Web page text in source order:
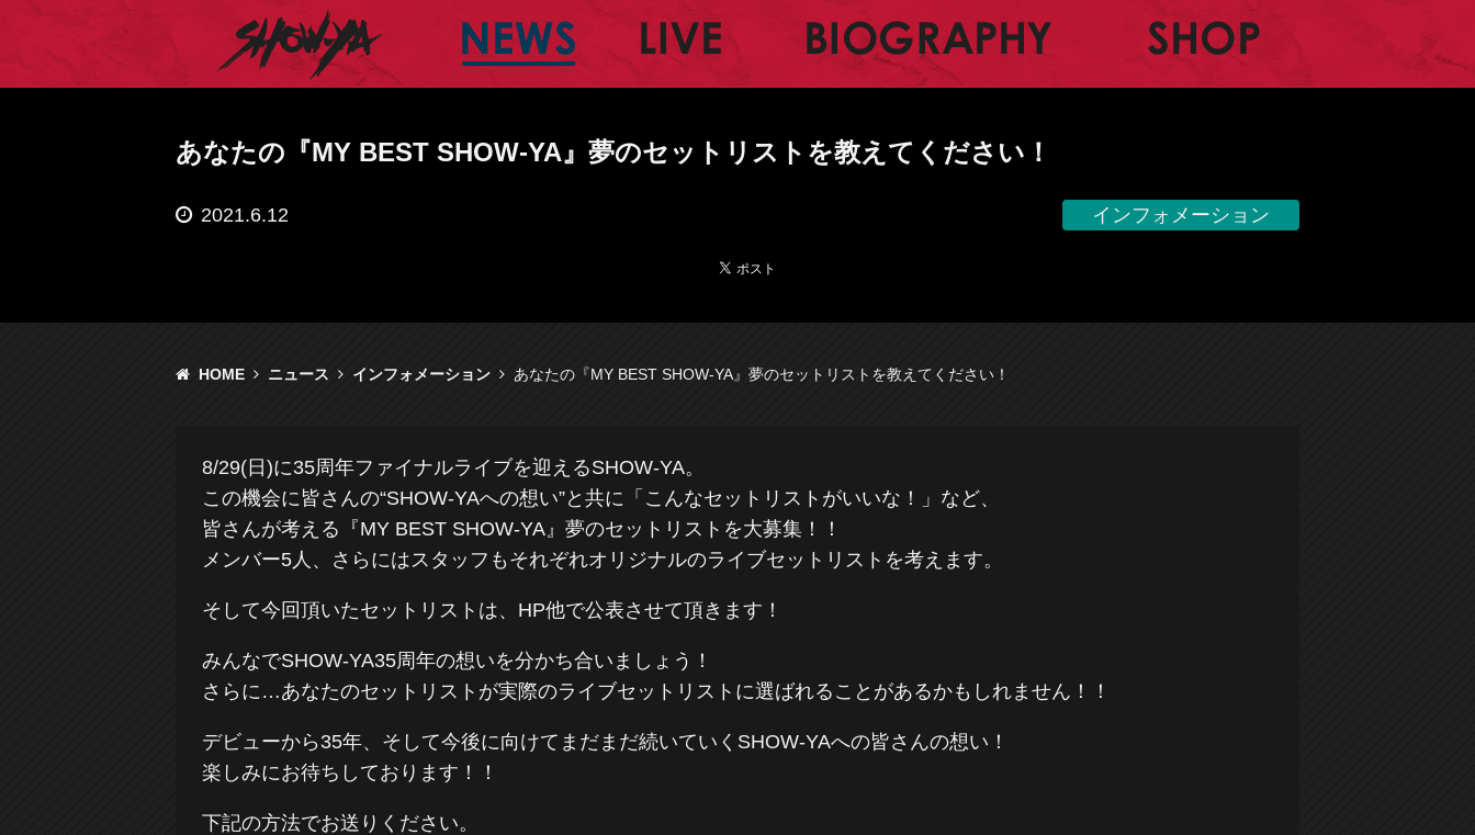
BIOGRAPHY
あなたの『MY BEST SHOW-YA』夢のセットリストを教えてください！
2021.6.12 インフォメーション
HOME ニュース インフォメーション あなたの『MY BEST SHOW-YA』夢のセットリストを教えてください！
8/29(日)に35周年ファイナルライブを迎えるSHOW-YA。
この機会に皆さんの“SHOW-YAへの想い”と共に「こんなセットリストがいいな！」など、
皆さんが考える『MY BEST SHOW-YA』夢のセットリストを大募集！！
メンバー5人、さらにはスタッフもそれぞれオリジナルのライブセットリストを考えます。
そして今回頂いたセットリストは、HP他で公表させて頂きます！
みんなでSHOW-YA35周年の想いを分かち合いましょう！
さらに…あなたのセットリストが実際のライブセットリストに選ばれることがあるかもしれません！！
デビューから35年、そして今後に向けてまだまだ続いていくSHOW-YAへの皆さんの想い！
楽しみにお待ちしております！！
下記の方法でお送りください。